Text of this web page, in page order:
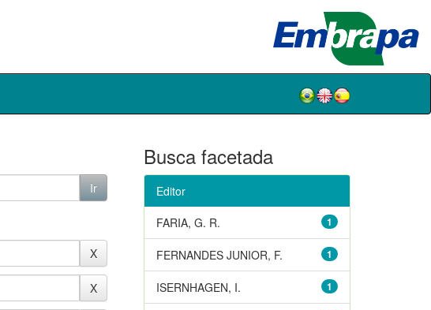
Busca facetada
Editor
1
FARIA, G. R.
1
FERNANDES JUNIOR, F.
1
ISERNHAGEN, I.